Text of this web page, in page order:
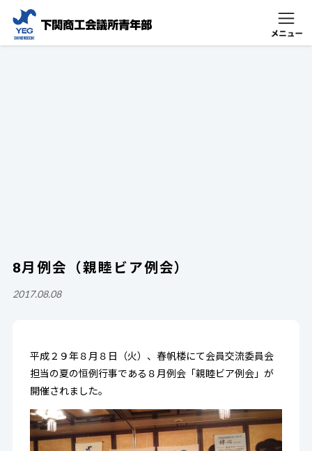
8月例会（親睦ビア例会）
2017.08.08
平成２９年８月８日（火）、春帆楼にて会員交流委員会
担当の夏の恒例行事である８月例会「親睦ビア例会」が
開催されました。